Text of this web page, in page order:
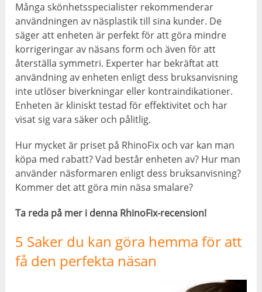
Många skönhetsspecialister rekommenderar
användningen av näsplastik till sina kunder. De
säger att enheten är perfekt för att göra mindre
korrigeringar av näsans form och även för att
återställa symmetri. Experter har bekräftat att
användning av enheten enligt dess bruksanvisning
inte utlöser biverkningar eller kontraindikationer.
Enheten är kliniskt testad för effektivitet och har
visat sig vara säker och pålitlig.
Hur mycket är priset på RhinoFix och var kan man
köpa med rabatt? Vad består enheten av? Hur man
använder näsformaren enligt dess bruksanvisning?
Kommer det att göra min näsa smalare?
Ta reda på mer i denna RhinoFix-recension!
5 Saker du kan göra hemma för att
få den perfekta näsan